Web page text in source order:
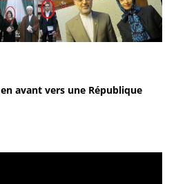
avant vers une République